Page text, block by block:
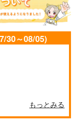
30～08/05)
もっとみる